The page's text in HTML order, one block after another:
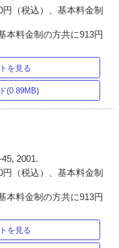
（税込）、基本料金制
本料金制の方共に913円
を見る
(0.89MB)
2001.
（税込）、基本料金制
本料金制の方共に913円
を見る